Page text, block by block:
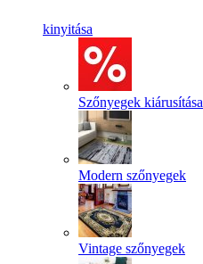
kinyitása
Szőnyegek kiárusítása
Modern szőnyegek
Vintage szőnyegek